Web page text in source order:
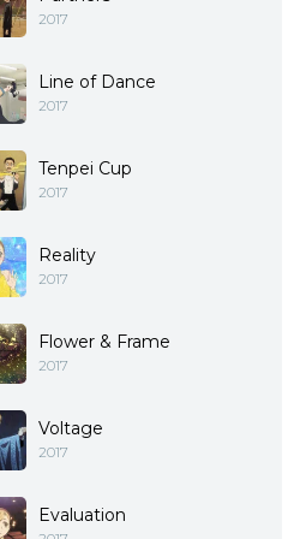
2017
Line of Dance
2017
Tenpei Cup
2017
Reality
2017
Flower & Frame
2017
Voltage
2017
Evaluation